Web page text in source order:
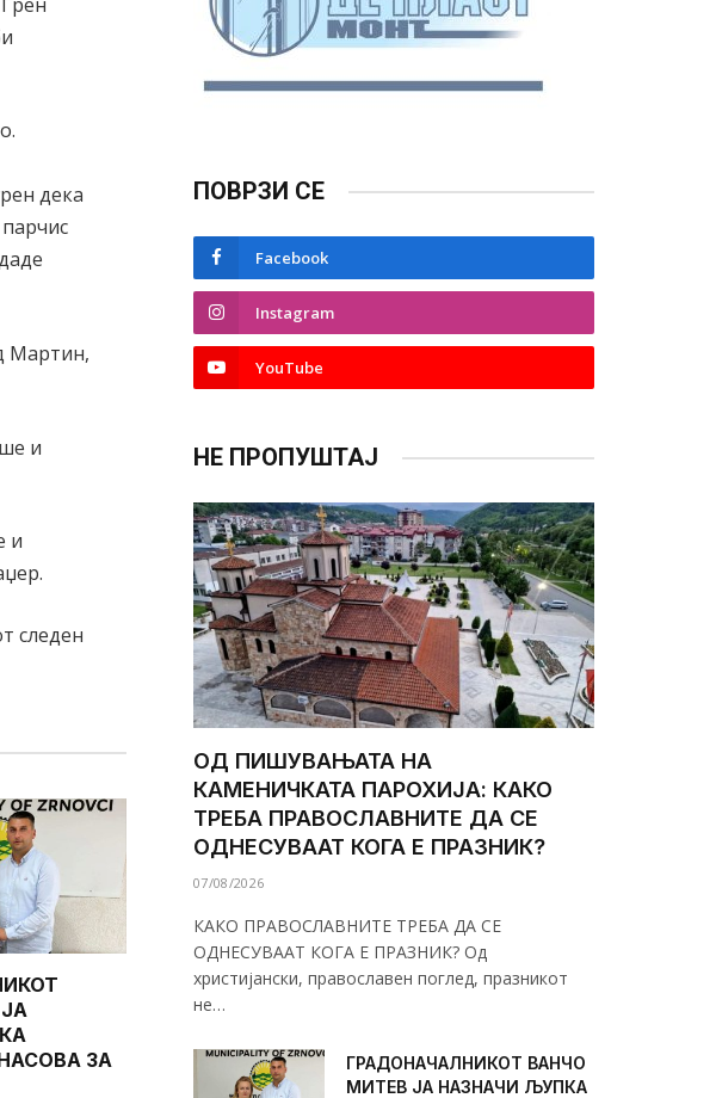
дека
Мартин,
и
и
следен
ЗА
ПОВРЗИ СЕ
Facebook
Instagram
YouTube
НЕ ПРОПУШТАЈ
ОД ПИШУВАЊАТА НА
КАМЕНИЧКАТА ПАРОХИЈА: КАКО
ТРЕБА ПРАВОСЛАВНИТЕ ДА СЕ
ОДНЕСУВААТ КОГА Е ПРАЗНИК?
07/08/2026
КАКО ПРАВОСЛАВНИТЕ ТРЕБА ДА СЕ
ОДНЕСУВААТ КОГА Е ПРАЗНИК? Од
христијански, православен поглед, празникот
не…
ГРАДОНАЧАЛНИКОТ ВАНЧО
МИТЕВ ЈА НАЗНАЧИ ЉУПКА